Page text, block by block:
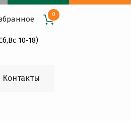
0
10-18)
Контакты